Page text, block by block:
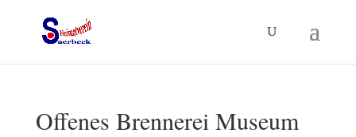
Offenes Brennerei Museum